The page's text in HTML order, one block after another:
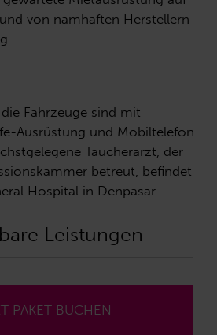
von namhaften Herstellern
Fahrzeuge sind mit
Ausrüstung und Mobiltelefon
Taucherarzt, der
betreut, befindet
Hospital in Denpasar.
Leistungen
PAKET BUCHEN